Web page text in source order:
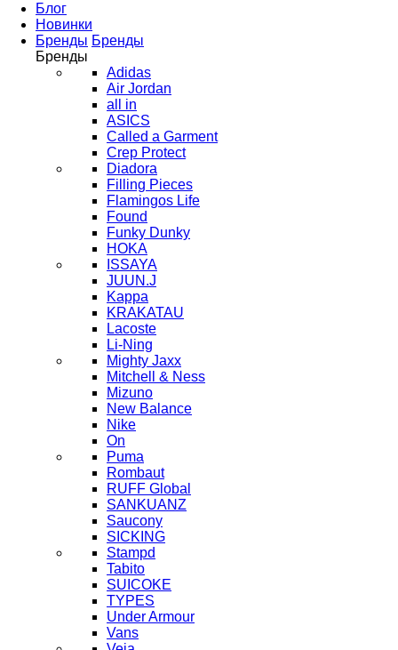
Блог
Новинки
Бренды Бренды
Бренды
Adidas
Air Jordan
all in
ASICS
Called a Garment
Crep Protect
Diadora
Filling Pieces
Flamingos Life
Found
Funky Dunky
HOKA
ISSAYA
JUUN.J
Kappa
KRAKATAU
Lacoste
Li-Ning
Mighty Jaxx
Mitchell & Ness
Mizuno
New Balance
Nike
On
Puma
Rombaut
RUFF Global
SANKUANZ
Saucony
SICKING
Stampd
Tabito
SUICOKE
TYPES
Under Armour
Vans